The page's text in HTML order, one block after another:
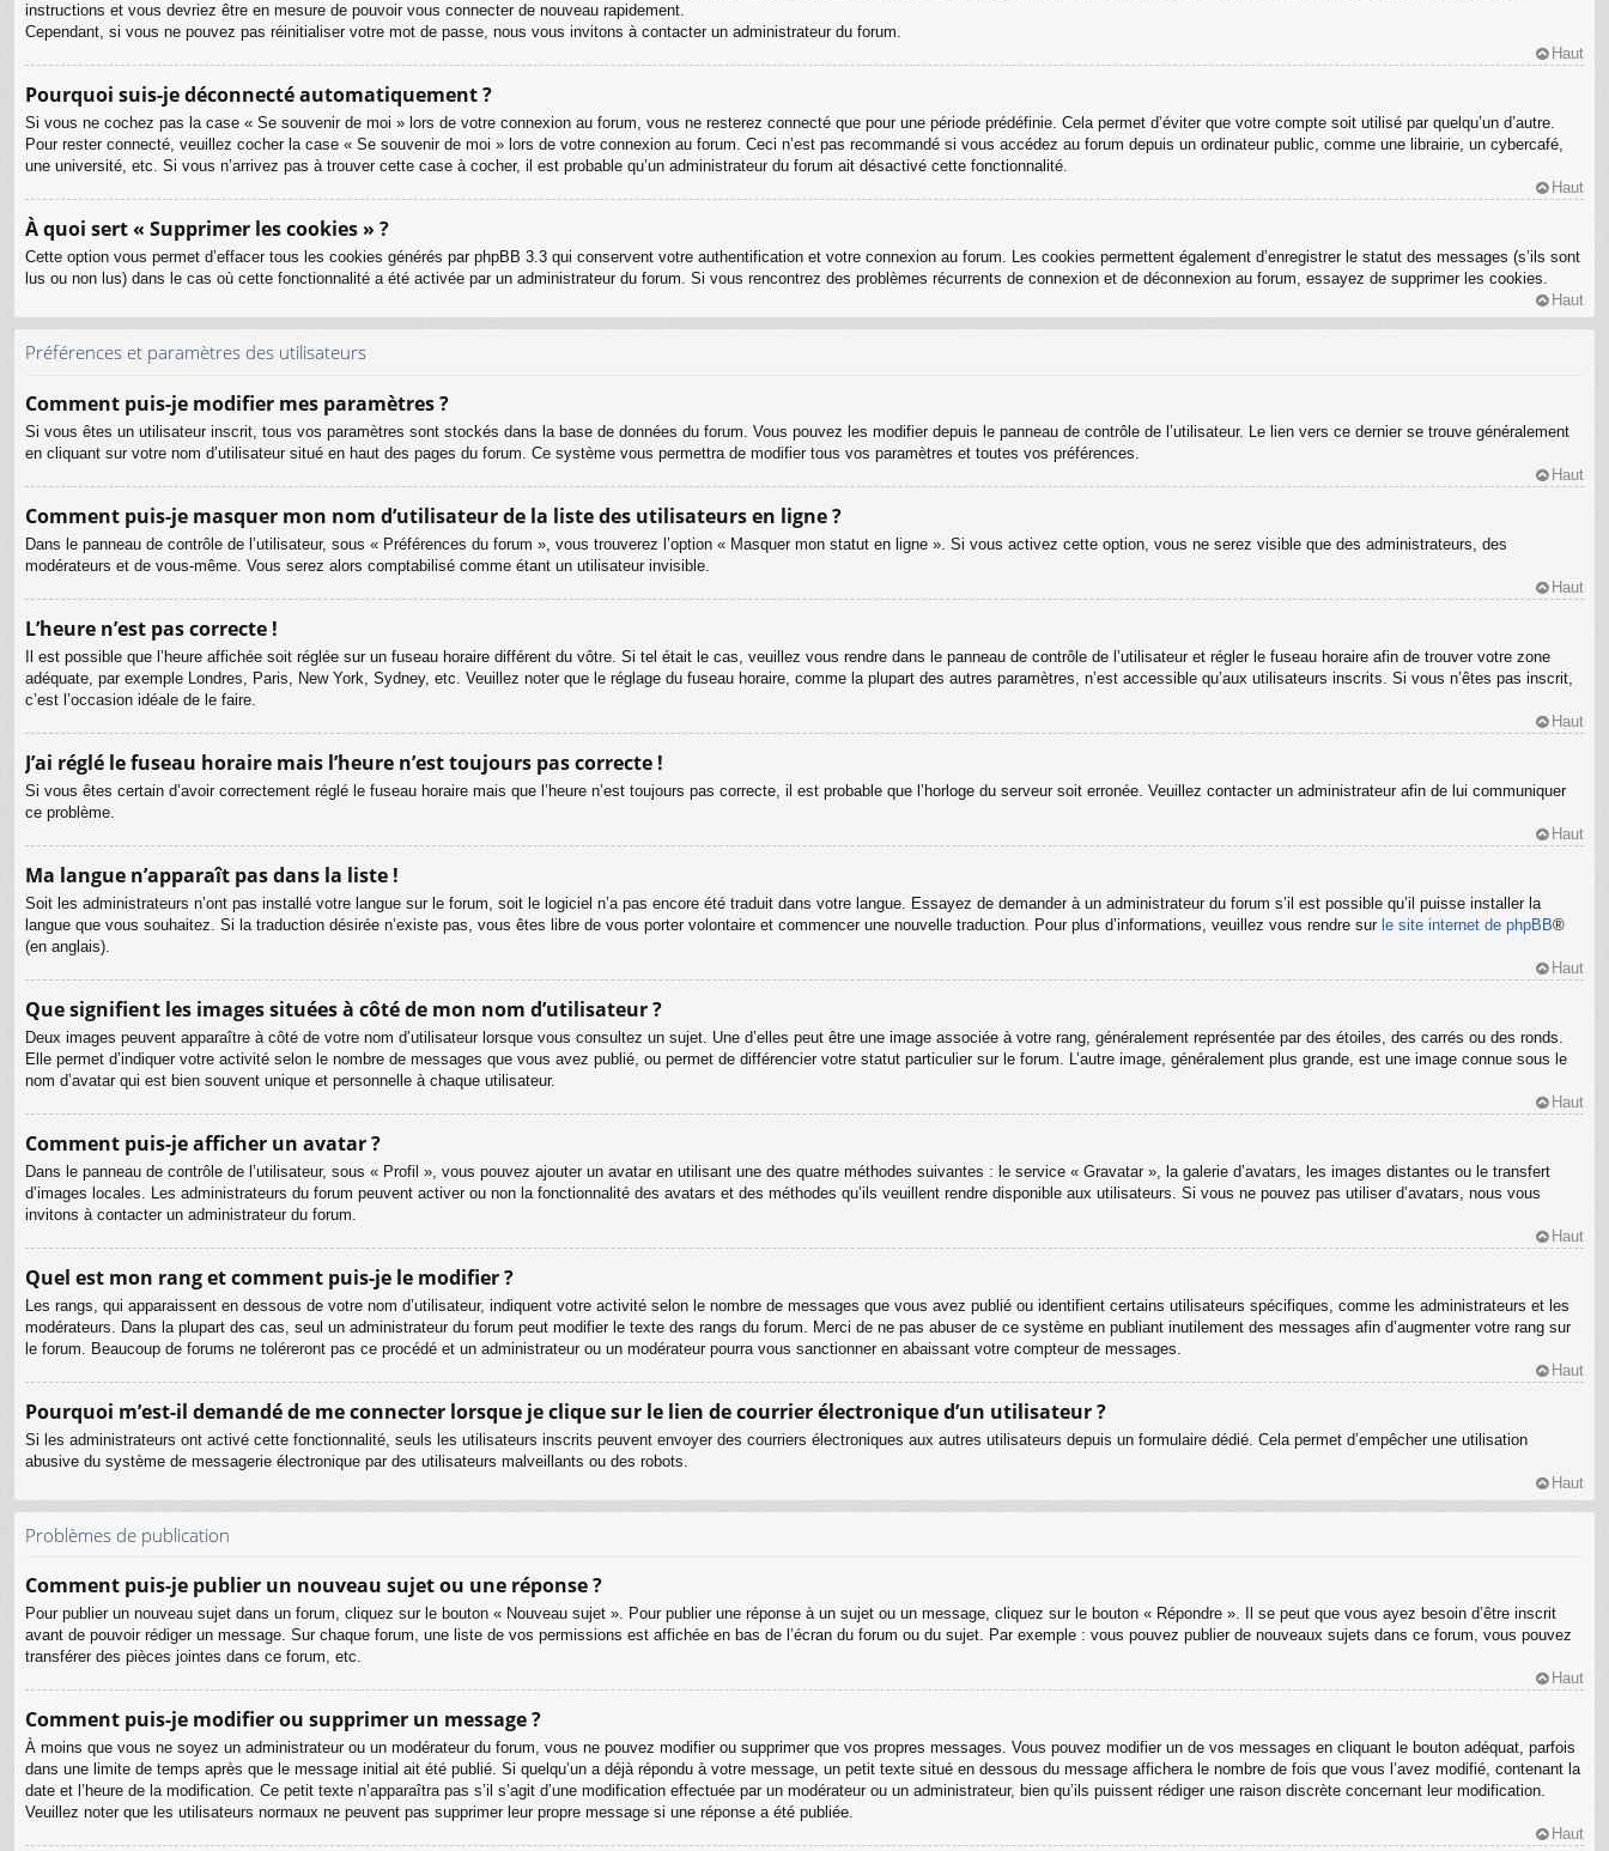
instructions et vous devriez être en mesure de pouvoir vous connecter de nouveau rapidement.
Cependant, si vous ne pouvez pas réinitialiser votre mot de passe, nous vous invitons à contacter un administrateur du forum.
Haut
Pourquoi suis-je déconnecté automatiquement ?
Si vous ne cochez pas la case « Se souvenir de moi » lors de votre connexion au forum, vous ne resterez connecté que pour une période prédéfinie. Cela permet d’éviter que votre compte soit utilisé par quelqu’un d’autre.
Pour rester connecté, veuillez cocher la case « Se souvenir de moi » lors de votre connexion au forum. Ceci n’est pas recommandé si vous accédez au forum depuis un ordinateur public, comme une librairie, un cybercafé,
une université, etc. Si vous n’arrivez pas à trouver cette case à cocher, il est probable qu’un administrateur du forum ait désactivé cette fonctionnalité.
Haut
À quoi sert « Supprimer les cookies » ?
Cette option vous permet d’effacer tous les cookies générés par phpBB 3.3 qui conservent votre authentification et votre connexion au forum. Les cookies permettent également d’enregistrer le statut des messages (s’ils sont
lus ou non lus) dans le cas où cette fonctionnalité a été activée par un administrateur du forum. Si vous rencontrez des problèmes récurrents de connexion et de déconnexion au forum, essayez de supprimer les cookies.
Haut
Préférences et paramètres des utilisateurs
Comment puis-je modifier mes paramètres ?
Si vous êtes un utilisateur inscrit, tous vos paramètres sont stockés dans la base de données du forum. Vous pouvez les modifier depuis le panneau de contrôle de l’utilisateur. Le lien vers ce dernier se trouve généralement
en cliquant sur votre nom d’utilisateur situé en haut des pages du forum. Ce système vous permettra de modifier tous vos paramètres et toutes vos préférences.
Haut
Comment puis-je masquer mon nom d’utilisateur de la liste des utilisateurs en ligne ?
Dans le panneau de contrôle de l’utilisateur, sous « Préférences du forum », vous trouverez l’option « Masquer mon statut en ligne ». Si vous activez cette option, vous ne serez visible que des administrateurs, des
modérateurs et de vous-même. Vous serez alors comptabilisé comme étant un utilisateur invisible.
Haut
L’heure n’est pas correcte !
Il est possible que l’heure affichée soit réglée sur un fuseau horaire différent du vôtre. Si tel était le cas, veuillez vous rendre dans le panneau de contrôle de l’utilisateur et régler le fuseau horaire afin de trouver votre zone
adéquate, par exemple Londres, Paris, New York, Sydney, etc. Veuillez noter que le réglage du fuseau horaire, comme la plupart des autres paramètres, n’est accessible qu’aux utilisateurs inscrits. Si vous n’êtes pas inscrit,
c’est l’occasion idéale de le faire.
Haut
J’ai réglé le fuseau horaire mais l’heure n’est toujours pas correcte !
Si vous êtes certain d’avoir correctement réglé le fuseau horaire mais que l’heure n’est toujours pas correcte, il est probable que l’horloge du serveur soit erronée. Veuillez contacter un administrateur afin de lui communiquer
ce problème.
Haut
Ma langue n’apparaît pas dans la liste !
Soit les administrateurs n’ont pas installé votre langue sur le forum, soit le logiciel n’a pas encore été traduit dans votre langue. Essayez de demander à un administrateur du forum s’il est possible qu’il puisse installer la
langue que vous souhaitez. Si la traduction désirée n’existe pas, vous êtes libre de vous porter volontaire et commencer une nouvelle traduction. Pour plus d’informations, veuillez vous rendre sur le site internet de phpBB®
(en anglais).
Haut
Que signifient les images situées à côté de mon nom d’utilisateur ?
Deux images peuvent apparaître à côté de votre nom d’utilisateur lorsque vous consultez un sujet. Une d’elles peut être une image associée à votre rang, généralement représentée par des étoiles, des carrés ou des ronds.
Elle permet d’indiquer votre activité selon le nombre de messages que vous avez publié, ou permet de différencier votre statut particulier sur le forum. L’autre image, généralement plus grande, est une image connue sous le
nom d’avatar qui est bien souvent unique et personnelle à chaque utilisateur.
Haut
Comment puis-je afficher un avatar ?
Dans le panneau de contrôle de l’utilisateur, sous « Profil », vous pouvez ajouter un avatar en utilisant une des quatre méthodes suivantes : le service « Gravatar », la galerie d’avatars, les images distantes ou le transfert
d’images locales. Les administrateurs du forum peuvent activer ou non la fonctionnalité des avatars et des méthodes qu’ils veuillent rendre disponible aux utilisateurs. Si vous ne pouvez pas utiliser d’avatars, nous vous
invitons à contacter un administrateur du forum.
Haut
Quel est mon rang et comment puis-je le modifier ?
Les rangs, qui apparaissent en dessous de votre nom d’utilisateur, indiquent votre activité selon le nombre de messages que vous avez publié ou identifient certains utilisateurs spécifiques, comme les administrateurs et les
modérateurs. Dans la plupart des cas, seul un administrateur du forum peut modifier le texte des rangs du forum. Merci de ne pas abuser de ce système en publiant inutilement des messages afin d’augmenter votre rang sur
le forum. Beaucoup de forums ne toléreront pas ce procédé et un administrateur ou un modérateur pourra vous sanctionner en abaissant votre compteur de messages.
Haut
Pourquoi m’est-il demandé de me connecter lorsque je clique sur le lien de courrier électronique d’un utilisateur ?
Si les administrateurs ont activé cette fonctionnalité, seuls les utilisateurs inscrits peuvent envoyer des courriers électroniques aux autres utilisateurs depuis un formulaire dédié. Cela permet d’empêcher une utilisation
abusive du système de messagerie électronique par des utilisateurs malveillants ou des robots.
Haut
Problèmes de publication
Comment puis-je publier un nouveau sujet ou une réponse ?
Pour publier un nouveau sujet dans un forum, cliquez sur le bouton « Nouveau sujet ». Pour publier une réponse à un sujet ou un message, cliquez sur le bouton « Répondre ». Il se peut que vous ayez besoin d’être inscrit
avant de pouvoir rédiger un message. Sur chaque forum, une liste de vos permissions est affichée en bas de l’écran du forum ou du sujet. Par exemple : vous pouvez publier de nouveaux sujets dans ce forum, vous pouvez
transférer des pièces jointes dans ce forum, etc.
Haut
Comment puis-je modifier ou supprimer un message ?
À moins que vous ne soyez un administrateur ou un modérateur du forum, vous ne pouvez modifier ou supprimer que vos propres messages. Vous pouvez modifier un de vos messages en cliquant le bouton adéquat, parfois
dans une limite de temps après que le message initial ait été publié. Si quelqu’un a déjà répondu à votre message, un petit texte situé en dessous du message affichera le nombre de fois que vous l’avez modifié, contenant la
date et l’heure de la modification. Ce petit texte n’apparaîtra pas s’il s’agit d’une modification effectuée par un modérateur ou un administrateur, bien qu’ils puissent rédiger une raison discrète concernant leur modification.
Veuillez noter que les utilisateurs normaux ne peuvent pas supprimer leur propre message si une réponse a été publiée.
Haut